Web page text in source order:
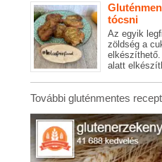
tócsni
Az egyik
zöldség a
alatt
További gluténmentes